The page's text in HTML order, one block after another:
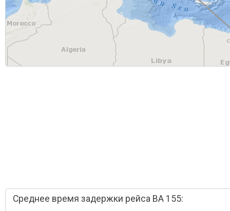
Среднее время задержки рейса BA 155: